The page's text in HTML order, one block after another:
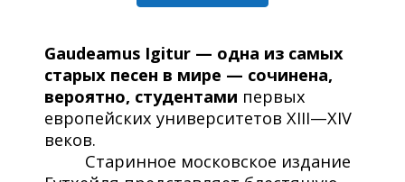
Gaudeamus Igitur — одна из самых
старых песен в мире — сочинена,
вероятно, студентами первых
европейских университетов XIII—XIV
веков.
Старинное московское издание